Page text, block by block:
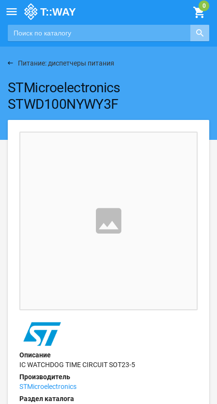

Питание: диспетчеры питания
STMicroelectronics
STWD100NYWY3F
Описание
IC WATCHDOG TIME CIRCUIT SOT23-5
Производитель
STMicroelectronics
Раздел каталога